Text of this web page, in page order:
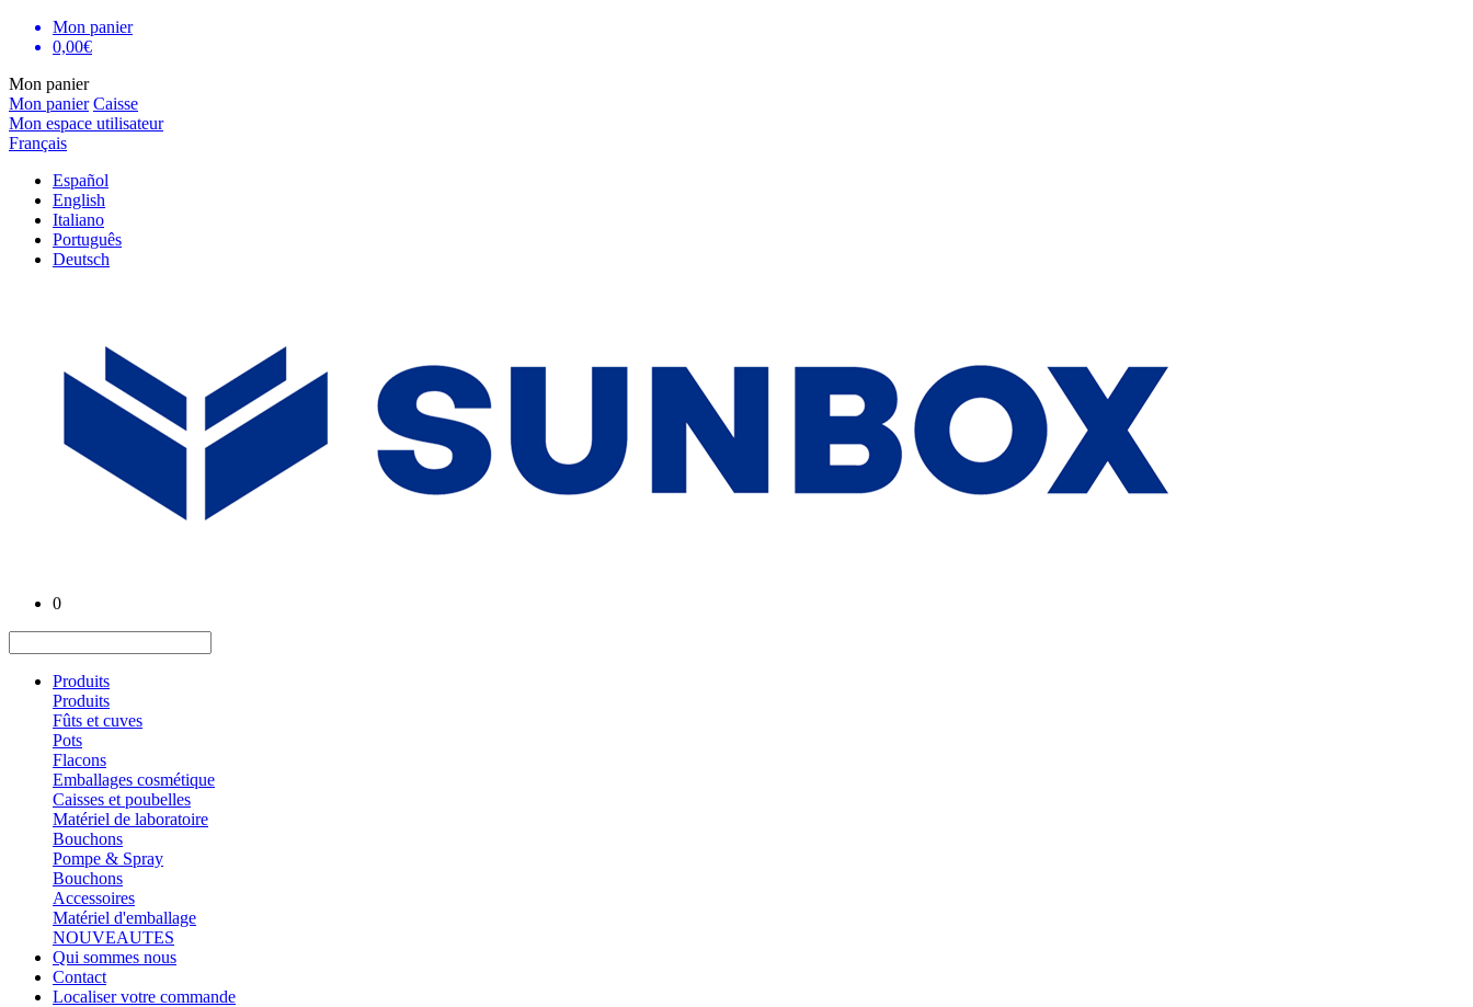
Mon panier
0,00€
Mon panier
Mon panier Caisse
Mon espace utilisateur
Français
Español
English
Italiano
Português
Deutsch
0
Produits
Produits
Fûts et cuves
Pots
Flacons
Emballages cosmétique
Caisses et poubelles
Matériel de laboratoire
Bouchons
Pompe & Spray
Bouchons
Accessoires
Matériel d'emballage
NOUVEAUTES
Qui sommes nous
Contact
Localiser votre commande